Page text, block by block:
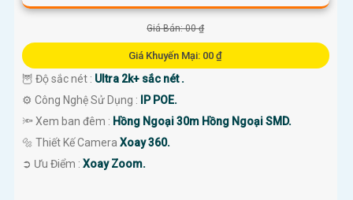
Giá Bán: 00 ₫
Giá Khuyến Mại: 00 ₫
🦉 Độ sắc nét : Ultra 2k+ sắc nét .
⚙ Công Nghệ Sử Dụng :
IP POE.
🔦 Xem ban đêm : Hồng Ngoại 30m Hồng Ngoại SMD.
🔩 Thiết Kế Camera Xoay 360.
️➲ Ưu Điểm : Xoay Zoom.